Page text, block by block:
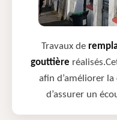
Travaux de
gouttière
afin d’améliorer
d’assurer un